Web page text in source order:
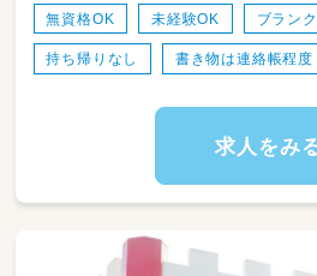
のある方
子供達のお楽しみレク
趣味や特技も活かせま
経験がなくても大丈夫！
しっかりとお教えします
日常生活を楽しく過ごせ
簡単なサポートをしたり、
無資格OK 未経験OK ブラン
持ち帰りなし 書き物は連絡帳程度
求人をみ